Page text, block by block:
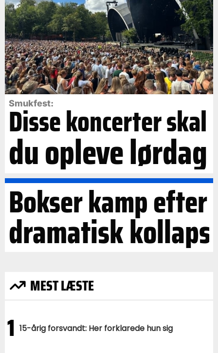
Smukfest:
Disse koncerter skal
du opleve lørdag
Bokser kamp efter
dramatisk kollaps
MEST LÆSTE
1 15-årig forsvandt: Her forklarede hun sig